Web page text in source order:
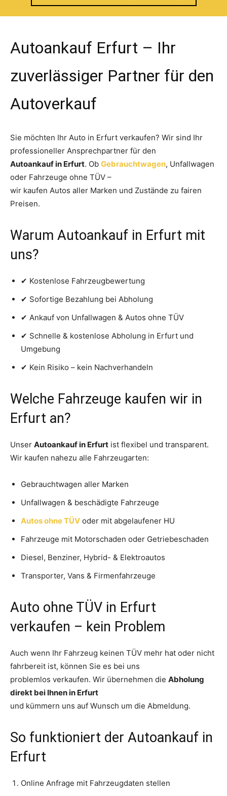
Autoankauf Erfurt – Ihr
zuverlässiger Partner für den
Autoverkauf
Sie möchten Ihr Auto in Erfurt verkaufen? Wir sind Ihr
professioneller Ansprechpartner für den
Autoankauf in Erfurt. Ob Gebrauchtwagen, Unfallwagen
oder Fahrzeuge ohne TÜV –
wir kaufen Autos aller Marken und Zustände zu fairen
Preisen.
Warum Autoankauf in Erfurt mit
uns?
✔ Kostenlose Fahrzeugbewertung
✔ Sofortige Bezahlung bei Abholung
✔ Ankauf von Unfallwagen & Autos ohne TÜV
✔ Schnelle & kostenlose Abholung in Erfurt und
Umgebung
✔ Kein Risiko – kein Nachverhandeln
Welche Fahrzeuge kaufen wir in
Erfurt an?
Unser Autoankauf in Erfurt ist flexibel und transparent.
Wir kaufen nahezu alle Fahrzeugarten:
Gebrauchtwagen aller Marken
Unfallwagen & beschädigte Fahrzeuge
Autos ohne TÜV oder mit abgelaufener HU
Fahrzeuge mit Motorschaden oder Getriebeschaden
Diesel, Benziner, Hybrid- & Elektroautos
Transporter, Vans & Firmenfahrzeuge
Auto ohne TÜV in Erfurt
verkaufen – kein Problem
Auch wenn Ihr Fahrzeug keinen TÜV mehr hat oder nicht
fahrbereit ist, können Sie es bei uns
problemlos verkaufen. Wir übernehmen die Abholung
direkt bei Ihnen in Erfurt
und kümmern uns auf Wunsch um die Abmeldung.
So funktioniert der Autoankauf in
Erfurt
Online Anfrage mit Fahrzeugdaten stellen